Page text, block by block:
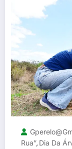
Rua”, Dia Da